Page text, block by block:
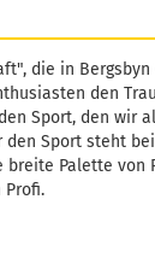
die in
den
Sport, den wir
Sport steht
Palette
Profi.